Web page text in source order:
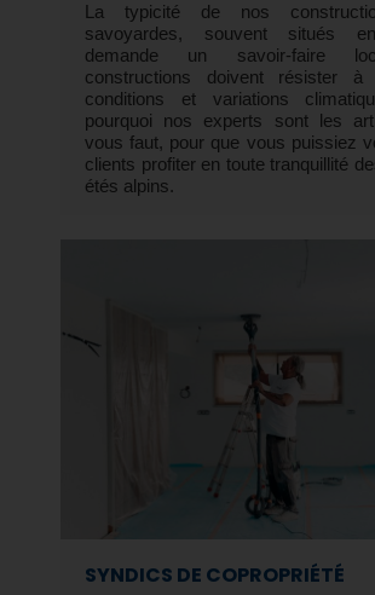
La typicité de nos
savoyardes, souvent situés
demande un savoir-faire
constructions doivent résister
conditions et variations
pourquoi nos experts sont les
vous faut, pour que vous puissiez
clients profiter en toute tranquillité
étés alpins.
SYNDICS DE COPROPRIÉTÉ